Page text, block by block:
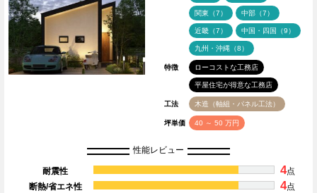
関東（7） 中部（7）
近畿（7） 中国・四国（9）
九州・沖縄（8）
特徴 ローコストな工務店
平屋住宅が得意な工務店
工法 木造（軸組・パネル工法）
坪単価 40 ～ 50 万円
性能レビュー
耐震性 4点
断熱/省エネ性
4点